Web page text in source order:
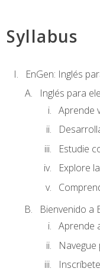
Syllabus
EnGen: Inglés
Inglés para
Aprende
Estudie
Explore
Bienvenido a
Aprende